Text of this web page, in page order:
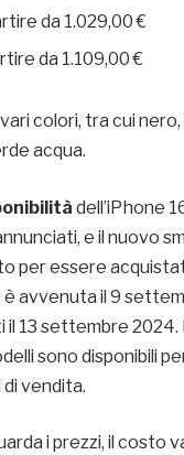
da 1.029,00 €
da 1.109,00 €
colori, tra cui
acqua.
dell’iPhone
e il nuovo
per essere
avvenuta il 9
il 13 settembre
sono disponibili
di vendita.
i prezzi, il costo